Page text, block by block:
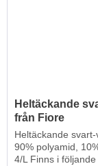
Heltäckande
från Fiore
Heltäckande
90% polyamid,
4/L Finns i